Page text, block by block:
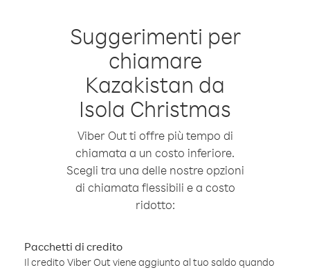
Suggerimenti per
chiamare
Kazakistan da
Isola Christmas
Viber Out ti offre più tempo di
chiamata a un costo inferiore.
Scegli tra una delle nostre opzioni
di chiamata flessibili e a costo
ridotto:
Pacchetti di credito
Il credito Viber Out viene aggiunto al tuo saldo quando